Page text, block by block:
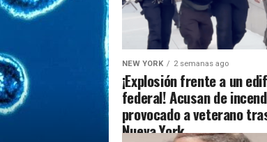
NEW YORK 2 semanas ago
¡Explosión frente a un
federal! Acusan de
provocado a veterano
Nueva York